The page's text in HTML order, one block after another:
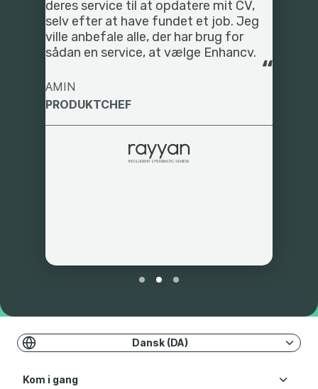
deres service til at opdatere mit CV,
selv efter at have fundet et job. Jeg
ville anbefale alle, der har brug for
sådan en service, at vælge Enhancv.
AMIN
PRODUKTCHEF
Dansk (DA)
Kom i gang